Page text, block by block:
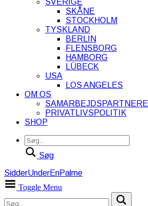
SVERIGE
SKÅNE
STOCKHOLM
TYSKLAND
BERLIN
FLENSBORG
HAMBORG
LÜBECK
USA
LOS ANGELES
OM OS
SAMARBEJDSPARTNERE
PRIVATLIVSPOLITIK
SHOP
Søg
SidderUnderEnPalme
Toggle Menu